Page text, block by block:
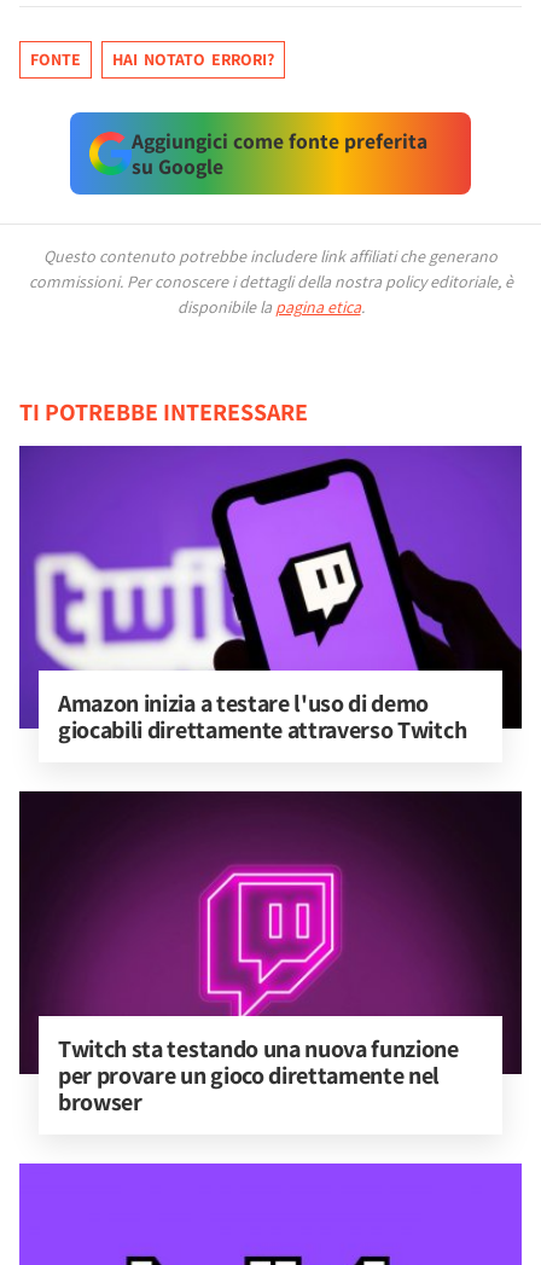
FONTE HAI NOTATO ERRORI?
Aggiungici come fonte preferita
su Google
Questo contenuto potrebbe includere link affiliati che generano
commissioni. Per conoscere i dettagli della nostra policy editoriale, è
disponibile la pagina etica.
TI POTREBBE INTERESSARE
Amazon inizia a testare l'uso di demo
giocabili direttamente attraverso Twitch
Twitch sta testando una nuova funzione
per provare un gioco direttamente nel
browser